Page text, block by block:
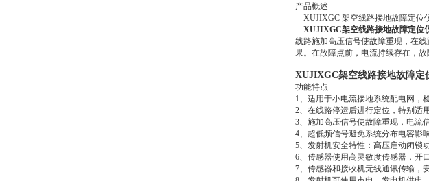
产品概述
XUJIXGC 架空线路接地故障定位
XUJIXGC架空线路接地故障定位
线路施加高压信号使故障重现，在
果。在故障点前，电流持续存在，
XUJIXGC架空线路接地故障定
功能特点
1、适用于小电流接地系统配电网，
2、在线路停运后进行定位，特别适
3、施加高压信号使故障重现，电流
4、超低频信号避免系统分布电容影
5、发射机安全特性：高压启动闭锁
6、传感器使用高灵敏度传感器，开
7、传感器和接收机无线通讯传输，